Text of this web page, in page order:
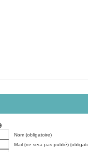
Nom (obligatoire)
Mail (ne sera pas publié)